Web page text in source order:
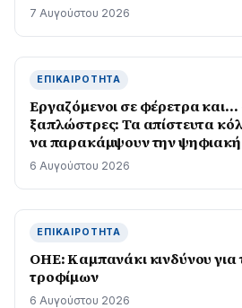
7 Αυγούστου 2026
ΕΠΙΚΑΙΡΌΤΗΤΑ
Εργαζόμενοι σε φέρετρα και…
ξαπλώστρες: Τα απίστευτα
να παρακάμψουν την
6 Αυγούστου 2026
ΕΠΙΚΑΙΡΌΤΗΤΑ
ΟΗΕ: Καμπανάκι κινδύνου για
τροφίμων
6 Αυγούστου 2026